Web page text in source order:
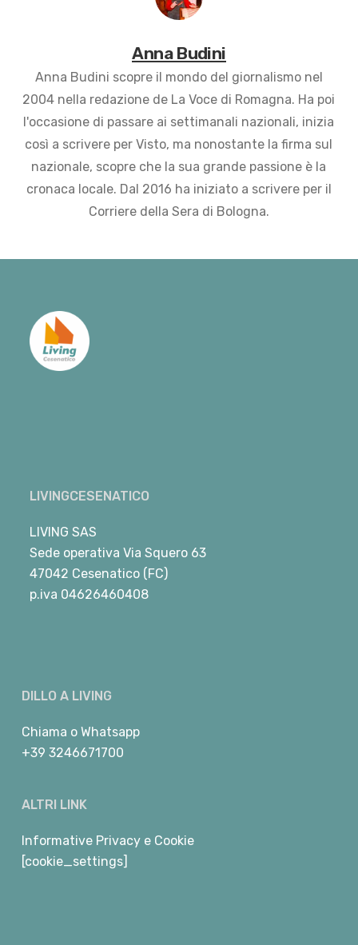
Anna Budini
Anna Budini scopre il mondo del giornalismo nel
2004 nella redazione de La Voce di Romagna. Ha poi
l'occasione di passare ai settimanali nazionali, inizia
così a scrivere per Visto, ma nonostante la firma sul
nazionale, scopre che la sua grande passione è la
cronaca locale. Dal 2016 ha iniziato a scrivere per il
Corriere della Sera di Bologna.
LIVINGCESENATICO
LIVING SAS
Sede operativa Via Squero 63
47042 Cesenatico (FC)
p.iva 04626460408
DILLO A LIVING
Chiama o Whatsapp
+39 3246671700
ALTRI LINK
Informative Privacy e Cookie
[cookie_settings]